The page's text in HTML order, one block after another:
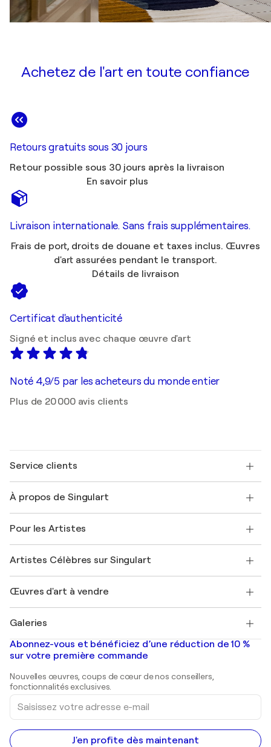
Achetez de l'art en toute confiance
Retours gratuits sous 30 jours
Retour possible sous 30 jours après la livraison
En savoir plus
Livraison internationale. Sans frais supplémentaires.
Frais de port, droits de douane et taxes inclus. Œuvres
d'art assurées pendant le transport.
Détails de livraison
Certificat d'authenticité
Signé et inclus avec chaque œuvre d'art
Noté 4,9/5 par les acheteurs du monde entier
Plus de 20 000 avis clients
Service clients
Expédition
Offrir une carte cadeau
Rejoignez notre programme commercial
Mon compte
+33 1 76 44 06 42
À propos de Singulart
FAQ
Magazine Singulart
Emplois
Découvrez une sélection d'art original
Pour les Artistes
Se connecter en tant qu'Artiste
Artistes Célèbres sur Singulart
Marc Chagall
Banksy
Mr. Brainwash
Shepard Fairey
Œuvres d'art à vendre
Tableaux abstraits à vendre
Peintures de paysage
Estampes
Peintures acryliques
Galeries
Galeries d'art en France
Galeries d'art en Belgique
Abonnez-vous et bénéficiez d’une réduction de 10 %
sur votre première commande
Nouvelles œuvres, coups de cœur de nos conseillers,
fonctionnalités exclusives.
Saisissez
votre
adresse
e-
mail
J'en profite dès maintenant